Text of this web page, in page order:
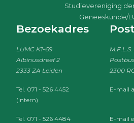
Studievereniging
Geneeskunde/
Bezoekadres
LUMC K1-69
Albinusdreef 2
2333 ZA Leiden
Tel. 071 - 526 4452
(Intern)
Tel. 071 - 526 4484
2300
E-mail
E-mail